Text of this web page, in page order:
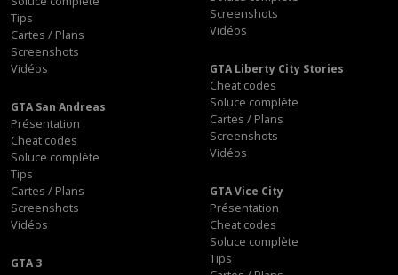
Tips
Cartes / Plans
Screenshots
Vidéos
Screenshots
Vidéos
GTA Liberty City Stories
Cheat codes
Soluce complète
Cartes / Plans
Screenshots
Vidéos
GTA San Andreas
Présentation
Cheat codes
Soluce complète
Tips
Cartes / Plans
Screenshots
Vidéos
GTA Vice City
Présentation
Cheat codes
Soluce complète
Tips
GTA 3